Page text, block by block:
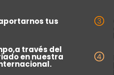
tus
través del
en nuestra